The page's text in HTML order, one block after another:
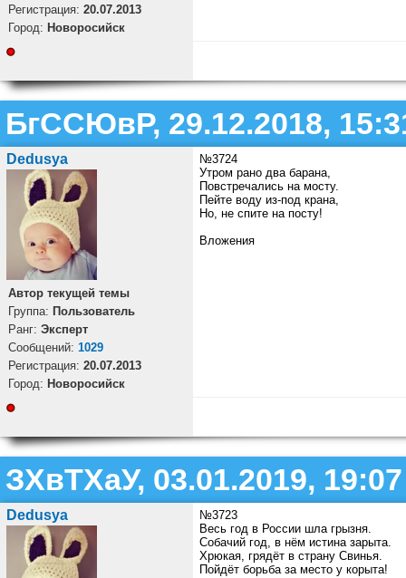
Регистрация: 20.07.2013
Город: Новоросийск
БгССЮвР, 29.12.2018,
Dedusya
Автор текущей темы
Группа: Пользователь
Ранг: Эксперт
Cообщений: 1029
Регистрация: 20.07.2013
Город: Новоросийск
№3724
Утром рано два барана,
Повстречались на мосту.
Пейте воду из-под крана,
Но, не спите на посту!
Вложения
ЗХвТХаУ, 03.01.2019, 19:07
Dedusya
№3723
Весь год в России шла грызня.
Собачий год, в нём истина зарыта.
Хрюкая, грядёт в страну Свинья.
Пойдёт борьба за место у корыта!